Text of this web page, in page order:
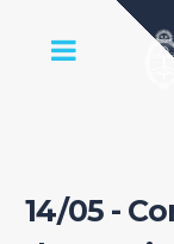
14/05 -